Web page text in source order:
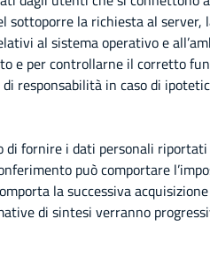
la richiesta al
al sistema operativo e
e per controllarne il corretto
responsabilità in caso di
fornire i dati personali
può comportare
la successiva
di sintesi verranno